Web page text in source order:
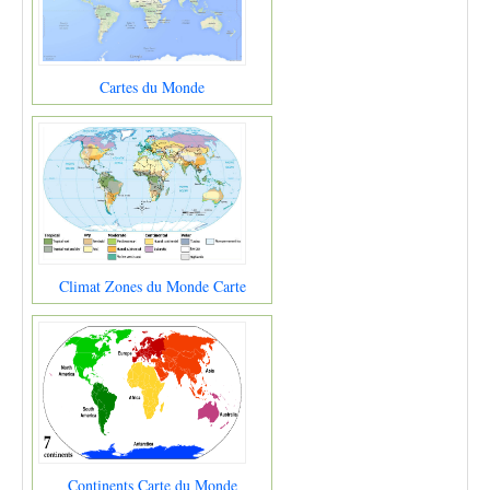
Cartes du Monde
Climat Zones du Monde Carte
Continents Carte du Monde